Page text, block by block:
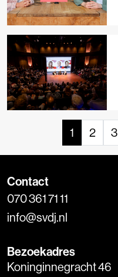
1 2 3
Contact
070 361 71 11
info@svdj.nl
Bezoekadres
Koninginnegracht 46